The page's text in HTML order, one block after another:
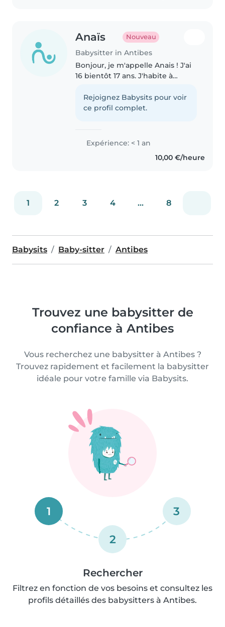
Anaïs Nouveau
Babysitter in Antibes
Bonjour, je m'appelle Anais ! J'ai
16 bientôt 17 ans. J'habite à
lycée Audiberti . Je suis
disponible pour des missions de
Rejoignez Babysits pour voir
ce profil complet.
Expérience: < 1 an
10,00 €/heure
1 2 3 4 ... 8
Babysits Baby-sitter Antibes
Trouvez une babysitter de
confiance à Antibes
Vous recherchez une babysitter à Antibes ?
Trouvez rapidement et facilement la babysitter
idéale pour votre famille via Babysits.
1
2
3
Rechercher
Filtrez en fonction de vos besoins et consultez les
profils détaillés des babysitters à Antibes.